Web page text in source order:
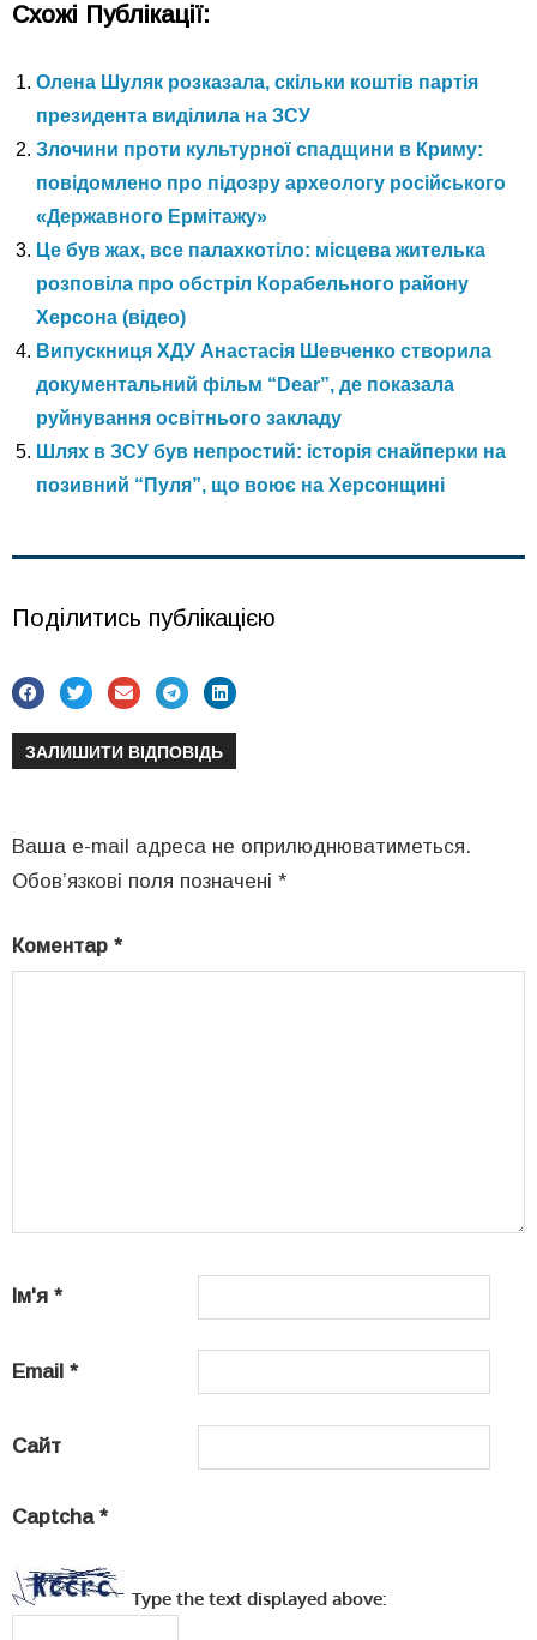
Схожі Публікації:
Олена Шуляк розказала, скільки коштів партія
президента виділила на ЗСУ
Злочини проти культурної спадщини в Криму:
повідомлено про підозру археологу російського
«Державного Ермітажу»
Це був жах, все палахкотіло: місцева жителька
розповіла про обстріл Корабельного району
Херсона (відео)
Випускниця ХДУ Анастасія Шевченко створила
документальний фільм “Dear”, де показала
руйнування освітнього закладу
Шлях в ЗСУ був непростий: історія снайперки на
позивний “Пуля”, що воює на Херсонщині
Поділитись публікацією
ЗАЛИШИТИ ВІДПОВІДЬ
Ваша e-mail адреса не оприлюднюватиметься.
Обов’язкові поля позначені *
Коментар *
Ім'я *
Email *
Сайт
Captcha *
Type the text displayed above: